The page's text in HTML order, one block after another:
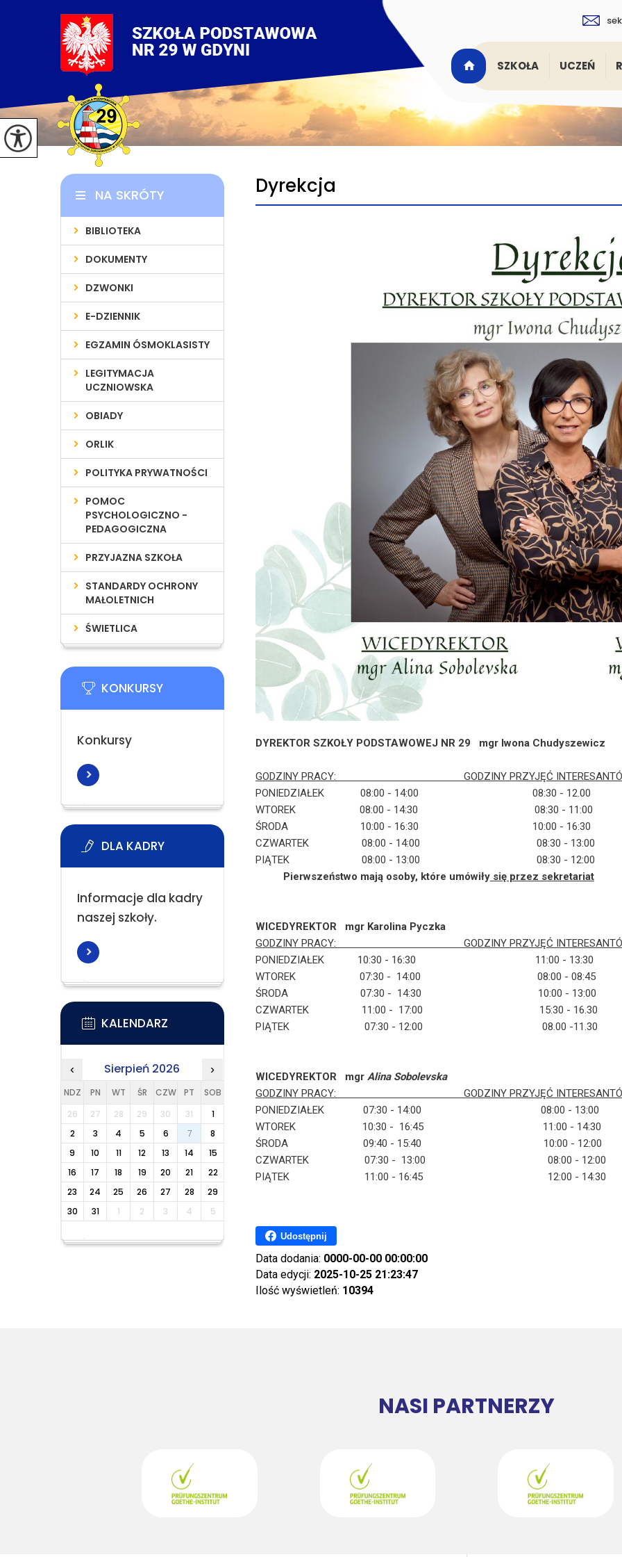
SZKOŁA UCZEŃ
Dyrekcja
DYREKTOR SZKOŁY PODSTAWOWEJ NR 29 mgr Iwona Chudyszewicz
GODZINY PRACY: GODZINY PRZYJĘĆ
PONIEDZIAŁEK 08:00 - 14:00 08:30 - 12.00
WTOREK 08:00 - 14:30 08:30 - 11:00
ŚRODA 10:00 - 16:30 10:00 -
CZWARTEK 08:00 - 14:00 08:30 - 13:00
PIĄTEK 08:00 - 13:00 08:30 - 12:00
Pierwszeństwo mają osoby, które umówiłysię przez sekretariat
WICEDYREKTOR mgr Karolina Pyczka
GODZINY PRACY: GODZINY PRZYJĘĆ
PONIEDZIAŁEK 10:30 - 16:30 11:00 - 13:30
WTOREK 07:30 - 14:00 08:00 - 08:45
ŚRODA 07:30 - 14:30 10:00 -
CZWARTEK 11:00 - 17:00 15:30 - 16.30
PIĄTEK 07:30 - 12:00 08.00 -11.30
WICEDYREKTOR mgr Alina Sobolevska
GODZINY PRACY: GODZINY PRZYJĘĆ
PONIEDZIAŁEK 07:30 - 14:00 08:00 - 13:00
WTOREK 10:30 - 16:45 11:00 - 14:30
ŚRODA 09:40 - 15:40 10:00 - 12:00
CZWARTEK 07:30 - 13:00 08:00 - 12:00
PIĄTEK 11:00 - 16:45 12:00 - 14:30
Udostępnij
Data dodania: 0000-00-00 00:00:00
Data edycji: 2025-10-25 21:23:47
Ilość wyświetleń: 10394
NA SKRÓTY
BIBLIOTEKA
DOKUMENTY
DZWONKI
E-DZIENNIK
EGZAMIN ÓSMOKLASISTY
LEGITYMACJA
UCZNIOWSKA
OBIADY
ORLIK
POLITYKA PRYWATNOŚCI
POMOC
PSYCHOLOGICZNO -
PEDAGOGICZNA
PRZYJAZNA SZKOŁA
STANDARDY OCHRONY
MAŁOLETNICH
ŚWIETLICA
KONKURSY
Konkursy
DLA KADRY
Informacje dla kadry
naszej szkoły.
KALENDARZ
‹ Sierpień 2026 ›
NDZ PN WT ŚR CZW PT
SOB
26
27 28 29 30 31
1
2
3 4 5 6 7
8
9
10 11 12 13 14
15
16
17 18 19 20 21
22
23
24 25 26 27 28
29
30
31 1 2 3 4 5
NASI PARTNERZY